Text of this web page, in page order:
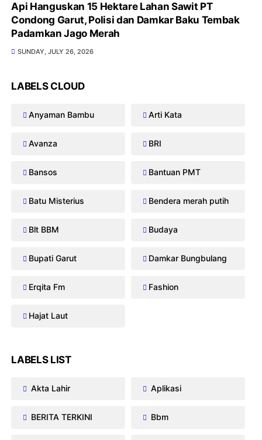
Api Hanguskan 15 Hektare Lahan Sawit PT
Condong Garut, Polisi dan Damkar Baku Tembak
Padamkan Jago Merah
SUNDAY, JULY 26, 2026
LABELS CLOUD
Anyaman Bambu Arti Kata
Avanza BRI
Bansos Bantuan PMT
Batu Misterius Bendera merah putih
Blt BBM Budaya
Bupati Garut Damkar Bungbulang
Erqita Fm Fashion
Hajat Laut
LABELS LIST
Akta Lahir Aplikasi
BERITA TERKINI Bbm